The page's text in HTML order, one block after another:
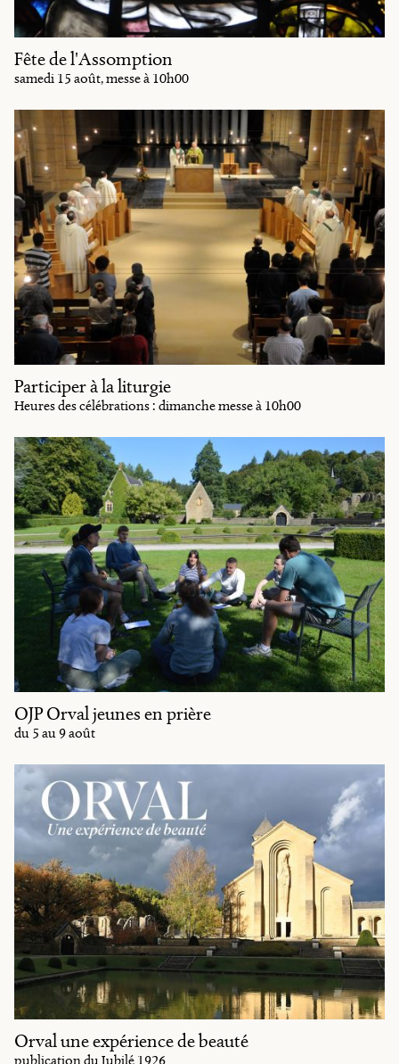
Fête de l'Assomption
samedi 15 août, messe à 10h00
Participer à la liturgie
Heures des célébrations : dimanche messe à 10h00
OJP Orval jeunes en prière
du 5 au 9 août
Orval une expérience de beauté
publication du Jubilé 1926